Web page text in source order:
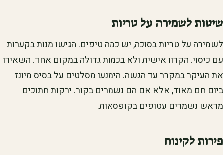
שיטות לשמירה על טריות
לשמירה על טריות בסוכה, יש כמה טיפים. הגישו מנות בקערות
עם כיסוי. הקרוו אישית ולא בכמות גדולה במקום אחד. השאירו
את העיקר במקרר עד הגשה. הימנעו מסלטים על בסיס מיונז
ביום חם מאוד, אלא אם הם נשמרים בקור. ירקות חתוכים
מראש נשמרים עטופים בקופסאות.
פירות לקינוח